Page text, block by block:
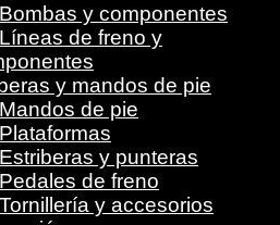
Bombas y componentes
Líneas de freno y
y mandos de pie
Mandos de pie
Plataformas
Estriberas y punteras
Pedales de freno
Tornillería y accesorios